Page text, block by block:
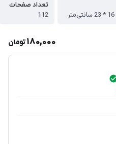
تعداد صفحات
112
180,000تومان